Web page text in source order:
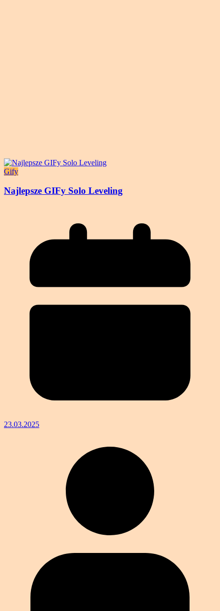
Gify
Najlepsze GIFy Solo Leveling
23.03.2025